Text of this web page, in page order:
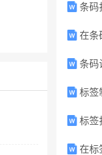
条码
在条
条码
标签
标签
在标